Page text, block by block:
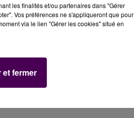
plein-fouet une
à lui au Mans,
peu de
le-Gesnois
secours et pour
les finalités et/ou partenaires dans "Gérer
Vos préférences ne s'appliqueront que pour
via le lien "Gérer les cookies" situé en
fermer